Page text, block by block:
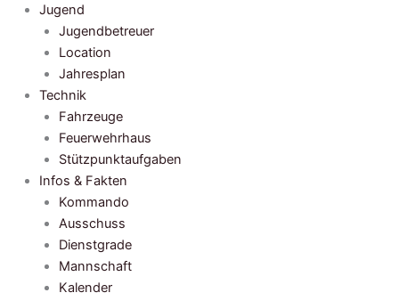
Jugend
Jugendbetreuer
Location
Jahresplan
Technik
Fahrzeuge
Feuerwehrhaus
Stützpunktaufgaben
Infos & Fakten
Kommando
Ausschuss
Dienstgrade
Mannschaft
Kalender